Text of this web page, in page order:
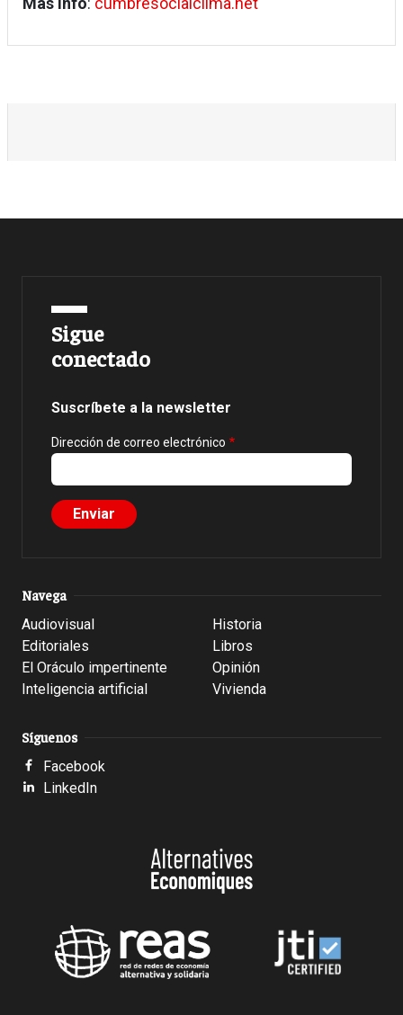
Sigue
conectado
Suscríbete a la newsletter
Dirección de correo electrónico
Navega
Audiovisual
Editoriales
El Oráculo impertinente
Inteligencia artificial
Historia
Libros
Opinión
Vivienda
Síguenos
Facebook
LinkedIn